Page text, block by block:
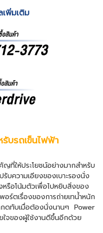
พิ่มเติม
บรถเข็นไฟฟ้า
ที่ให้ประโยชน์อย่างมากสำหรับ
บความเอียงของเบาะรองนั่ง
หรือโน้มตัวเพื่อไปหยิบสิ่งของ
ร์ตเรื่องของการถ่ายเทน้ำหนัก
กดทับเมื่อต้องนั่งนานๆ Power
ใจของผู้ใช้งานดีขึ้นอีกด้วย